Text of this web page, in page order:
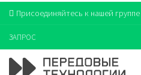
Присоединяйтесь к нашей
ЗАПРОС